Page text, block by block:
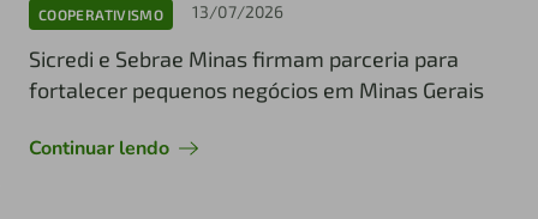
COOPERATIVISMO 13/07/2026
Sicredi e Sebrae Minas firmam parceria para
fortalecer pequenos negócios em Minas Gerais
Continuar lendo